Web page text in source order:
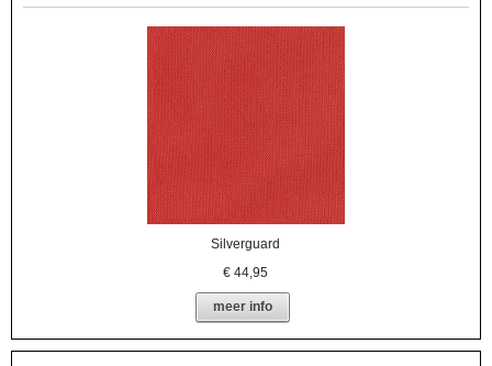
Silverguard
€44,95
meer info